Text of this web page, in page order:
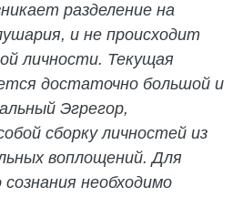
разделение на
и не происходит
личности. Текущая
достаточно большой и
Эгрегор,
сборку личностей из
воплощений. Для
необходимо